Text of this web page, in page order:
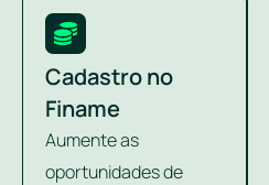
Cadastro no
Finame
Aumente as
oportunidades de